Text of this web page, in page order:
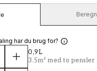
Beregn
har du brug for?
0,9L
3.5m² med to pensler